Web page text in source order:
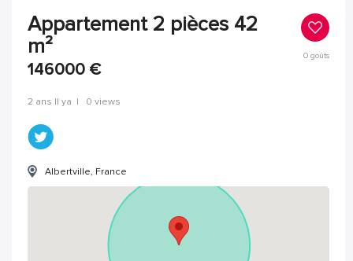
Appartement 2 pièces 42
m²
146000 €
0goûts
2 ans Il ya | 0 views
Albertville, France